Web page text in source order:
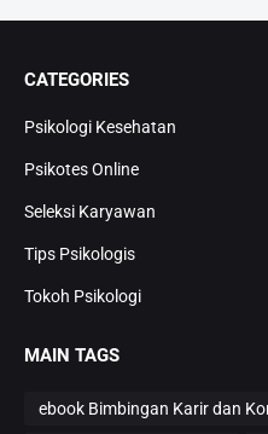
CATEGORIES
Psikologi Kesehatan
Psikotes Online
Seleksi Karyawan
Tips Psikologis
Tokoh Psikologi
MAIN TAGS
ebook Bimbingan Karir dan